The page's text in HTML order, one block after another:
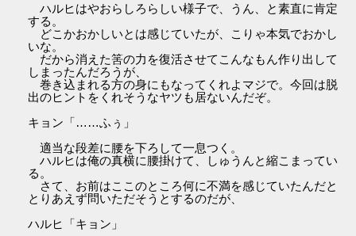
ハルヒはやおらしろらしい様子で、うん、と素直に肯定
する。
どこかおかしいとは感じていたが、こりゃ本気でおかし
いな。
だから消えた筈の力を復活させてこんなもん作り出して
しまったんだろうが、
巻き込まれる方の身にもなってくれよマジで。今回は脱
出のヒントをくれそうなヤツも居ないんだぞ。
キョン「……ふぅ」
適当な段差に腰を下ろして一息つく。
ハルヒは俺の真横に腰掛けて、しゅうんと縮こまってい
る。
さて、お前はここのところ何に不満を感じていたんだと
とりあえず問いただそうとするのだが、
ハルヒ「キョン」